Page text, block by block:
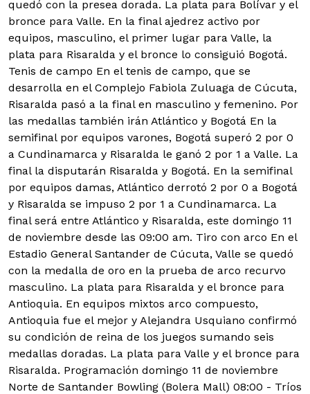
quedó con la presea dorada. La plata para Bolívar y el
bronce para Valle. En la final ajedrez activo por
equipos, masculino, el primer lugar para Valle, la
plata para Risaralda y el bronce lo consiguió Bogotá.
Tenis de campo En el tenis de campo, que se
desarrolla en el Complejo Fabiola Zuluaga de Cúcuta,
Risaralda pasó a la final en masculino y femenino. Por
las medallas también irán Atlántico y Bogotá En la
semifinal por equipos varones, Bogotá superó 2 por 0
a Cundinamarca y Risaralda le ganó 2 por 1 a Valle. La
final la disputarán Risaralda y Bogotá. En la semifinal
por equipos damas, Atlántico derrotó 2 por 0 a Bogotá
y Risaralda se impuso 2 por 1 a Cundinamarca. La
final será entre Atlántico y Risaralda, este domingo 11
de noviembre desde las 09:00 am. Tiro con arco En el
Estadio General Santander de Cúcuta, Valle se quedó
con la medalla de oro en la prueba de arco recurvo
masculino. La plata para Risaralda y el bronce para
Antioquia. En equipos mixtos arco compuesto,
Antioquia fue el mejor y Alejandra Usquiano confirmó
su condición de reina de los juegos sumando seis
medallas doradas. La plata para Valle y el bronce para
Risaralda. Programación domingo 11 de noviembre
Norte de Santander Bowling (Bolera Mall) 08:00 - Tríos